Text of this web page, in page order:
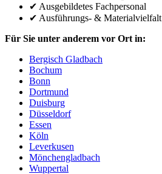
✔ Ausgebildetes Fachpersonal
✔ Ausführungs- & Materialvielfalt
Für Sie unter anderem vor Ort in:
Bergisch Gladbach
Bochum
Bonn
Dortmund
Duisburg
Düsseldorf
Essen
Köln
Leverkusen
Mönchengladbach
Wuppertal